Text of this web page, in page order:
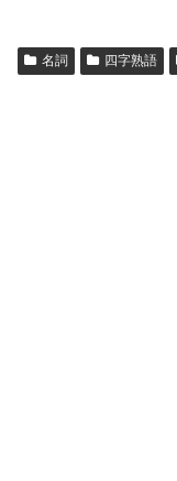
名詞 四字熟語